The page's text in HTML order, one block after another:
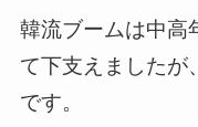
韓流ブームは中高
て下支えましたが
です。